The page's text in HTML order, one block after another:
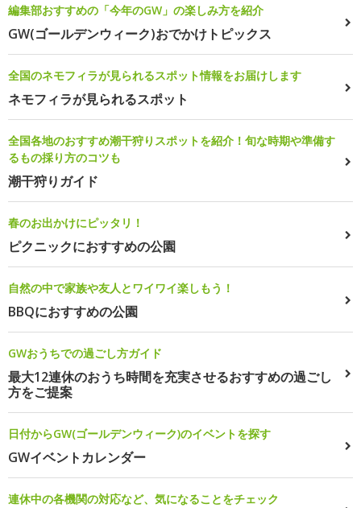
編集部おすすめの「今年のGW」の楽しみ方を紹介
GW(ゴールデンウィーク)おでかけトピックス
全国のネモフィラが見られるスポット情報をお届けします
ネモフィラが見られるスポット
全国各地のおすすめ潮干狩りスポットを紹介！旬な時期や準備す
るもの採り方のコツも
潮干狩りガイド
春のお出かけにピッタリ！
ピクニックにおすすめの公園
自然の中で家族や友人とワイワイ楽しもう！
BBQにおすすめの公園
GWおうちでの過ごし方ガイド
最大12連休のおうち時間を充実させるおすすめの過ごし
方をご提案
日付からGW(ゴールデンウィーク)のイベントを探す
GWイベントカレンダー
連休中の各機関の対応など、気になることをチェック